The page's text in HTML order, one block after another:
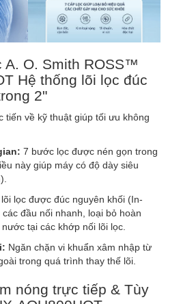
A. O. Smith ROSS™
Hệ thống lõi lọc đúc
2"
tiến về kỹ thuật giúp tối ưu không
7 bước lọc được nén gọn trong
này giúp máy có độ dày siêu
lọc được đúc nguyên khối (In-
đầu nối nhanh, loại bỏ hoàn
tại các khớp nối lõi lọc.
Ngăn chặn vi khuẩn xâm nhập từ
trong quá trình thay thế lõi.
nóng trực tiếp & Tùy